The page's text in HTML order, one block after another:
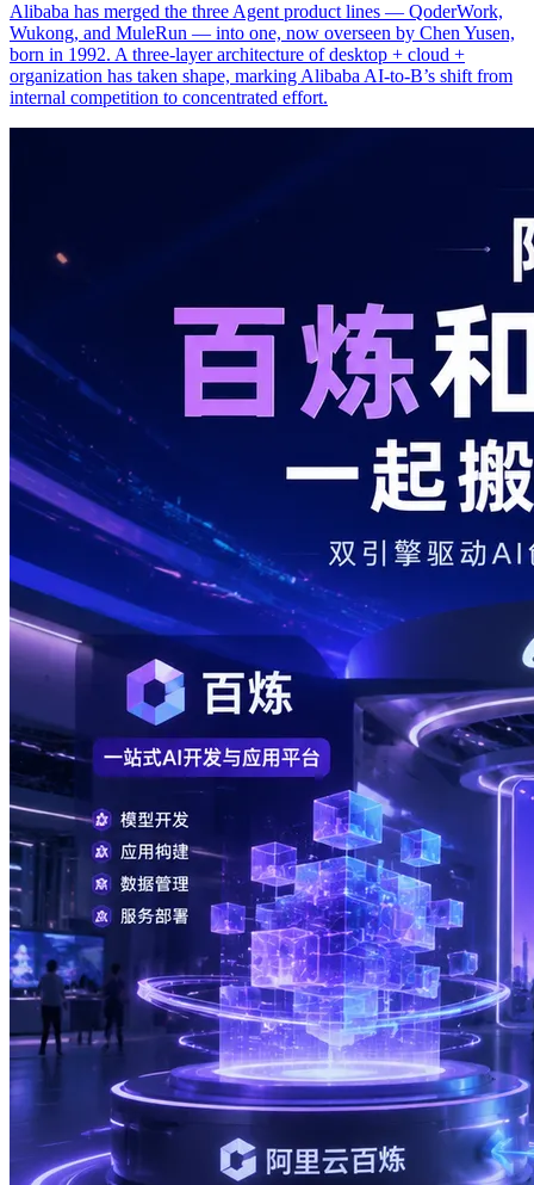
Alibaba has merged the three Agent product lines — QoderWork,
Wukong, and MuleRun — into one, now overseen by Chen Yusen,
born in 1992. A three-layer architecture of desktop + cloud +
organization has taken shape, marking Alibaba AI-to-B’s shift from
internal competition to concentrated effort.